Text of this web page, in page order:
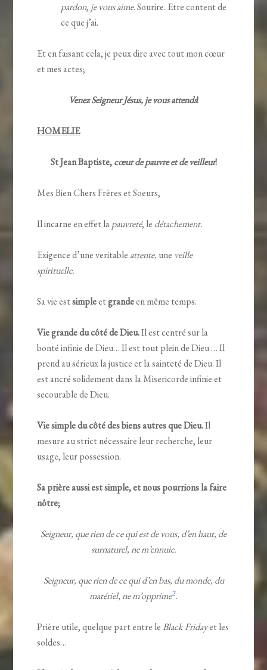
pardon, je vous aime. Sourire. Etre content de
ce que j’ai.
Et en faisant cela, je peux dire avec tout mon cœur
et mes actes;
Venez Seigneur Jésus, je vous attends!
HOMELIE
St Jean Baptiste,cœur de pauvre et de veilleur!
Mes Bien Chers Frères et Soeurs,
Il incarne en effet lapauvreté, le détachement.
Exigence d’une veritable attente, une veille
spirituelle.
Sa vie estsimpleetgrandeen même temps.
Vie grande du côté de Dieu.Il est centré sur la
bonté infinie de Dieu… Il est tout plein de Dieu … Il
prend au sérieux la justice et la sainteté de Dieu. Il
est ancré solidement dans la Misericorde infinie et
secourable de Dieu.
Vie simple du côté des biens autres que Dieu.Il
mesure au strict nécessaire leur recherche, leur
usage, leur possession.
Sa prière aussi est simple, et nous pourrions la faire
nôtre;
Seigneur, que rien de ce qui est de vous, d’en haut, de
surnaturel, ne m’ennuie.
Seigneur, que rien de ce qui d’en bas, du monde, du
matériel, ne m’opprime2.
Prière utile, quelque part entre leBlack Fridayet les
soldes…